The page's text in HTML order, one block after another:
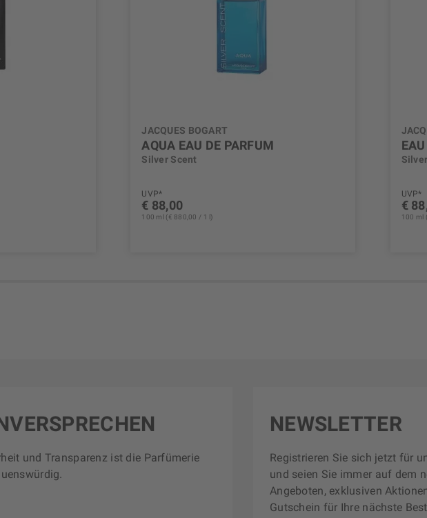
JACQUES BOGART
AQUA EAU DE PARFUM
Silver Scent
UVP*
€ 88,00
100 ml (€ 880,00 / 1 l)
UVP*
€
100
NEWSLETTER
Registrieren Sie sich jetzt für
und seien Sie immer auf dem
Angeboten, exklusiven
Gutschein für Ihre nächste
und Transparenz ist die Parfümerie